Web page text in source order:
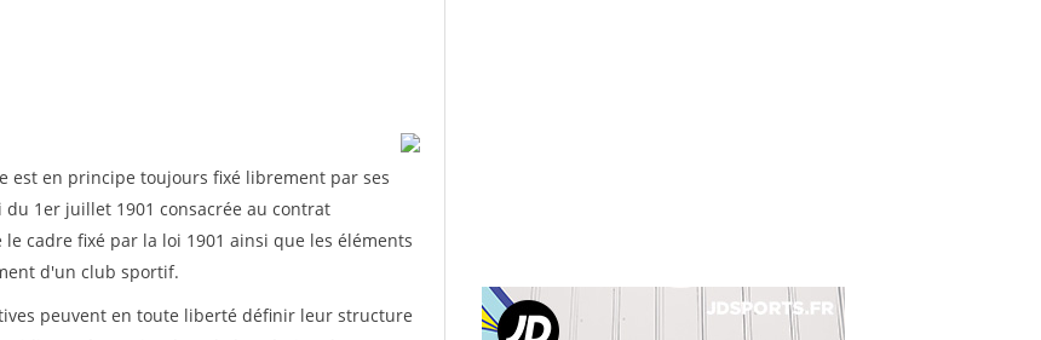
est en principe toujours fixé librement par ses
1er juillet 1901 consacrée au contrat
cadre fixé par la loi 1901 ainsi que les éléments
d'un club sportif.
peuvent en toute liberté définir leur structure